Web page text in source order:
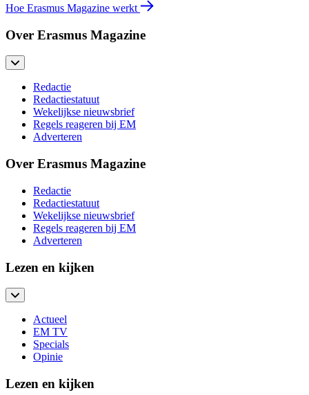
Hoe Erasmus Magazine werkt
Over Erasmus Magazine
Redactie
Redactiestatuut
Wekelijkse nieuwsbrief
Regels reageren bij EM
Adverteren
Over Erasmus Magazine
Redactie
Redactiestatuut
Wekelijkse nieuwsbrief
Regels reageren bij EM
Adverteren
Lezen en kijken
Actueel
EM TV
Specials
Opinie
Lezen en kijken